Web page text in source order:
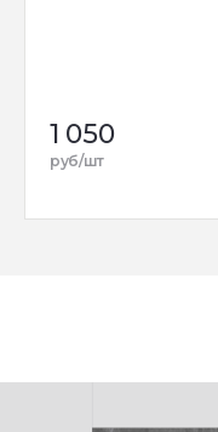
1 050
руб/шт